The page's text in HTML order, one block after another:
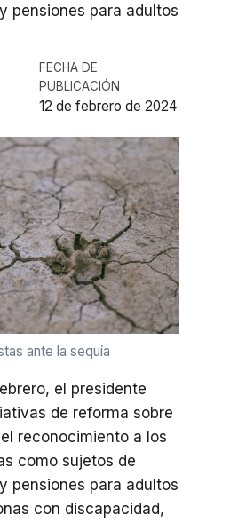
pensiones para adultos
FECHA DE
PUBLICACIÓN
12 de febrero de 2024
ante la sequía
el presidente
de reforma sobre
reconocimiento a los
como sujetos de
pensiones para adultos
con discapacidad,